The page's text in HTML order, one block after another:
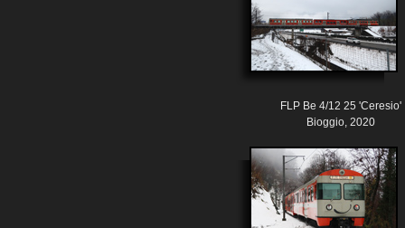
FLP Be 4/12 25 'Ceresio'
Bioggio, 2020